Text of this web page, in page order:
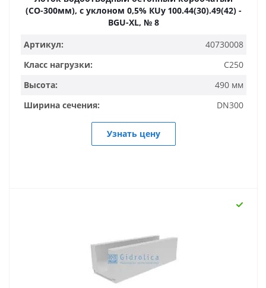
(СО-300мм), с уклоном 0,5% КUу 100.44(30).49(42) -
BGU-XL, № 8
Артикул:
40730008
Класс нагрузки:
C250
Высота:
490 мм
Ширина сечения:
DN300
Узнать цену